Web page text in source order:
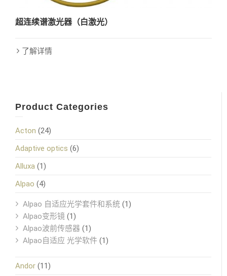
超连续谱激光器（白激光）
了解详情
Product Categories
Acton (24)
Adaptive optics (6)
Alluxa (1)
Alpao (4)
Alpao 自适应光学套件和系统 (1)
Alpao变形镜 (1)
Alpao波前传感器 (1)
Alpao自适应 光学软件 (1)
Andor (11)